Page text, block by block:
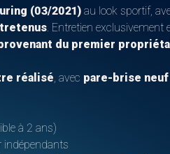
(03/2021) au look sportif,
. Entretien exclusivement
du premier
réalisé, avec pare-brise neuf
à 2 ans)
indépendants